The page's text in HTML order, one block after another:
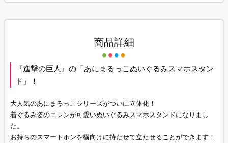
商品詳細
『進撃の巨人』の「あにまるっこぬいぐるみスマホスタン
ド」！
大人気のあにまるっこシリーズがついに立体化！
着ぐるみ姿のエレンが可愛いぬいぐるみスマホスタンドになりまし
た。
お持ちのスマートホンを横向けに持たせて立たせることができます！